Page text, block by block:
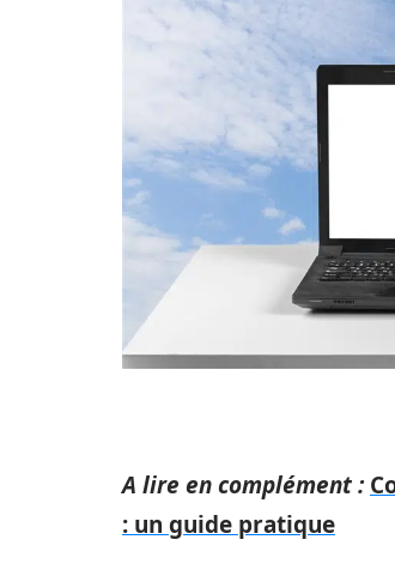
A lire en complément :
: un guide pratique